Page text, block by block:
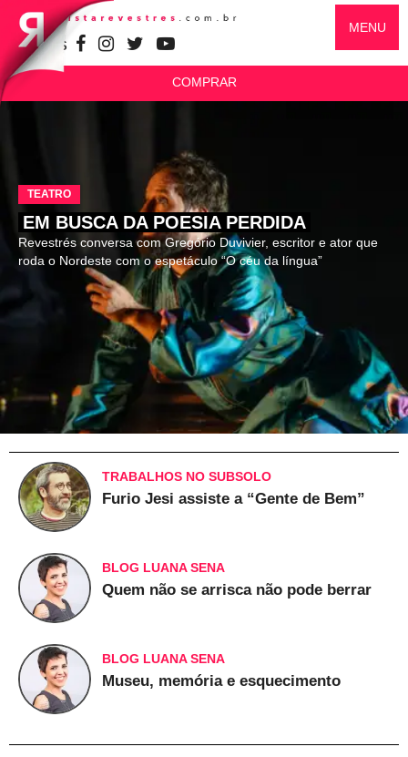
SIGA-NOS
MENU
COMPRAR
TEATRO
EM BUSCA DA POESIA PERDIDA
Revestrés conversa com Gregório Duvivier, escritor e ator que
roda o Nordeste com o espetáculo “O céu da língua”
TRABALHOS NO SUBSOLO
Furio Jesi assiste a “Gente de Bem”
BLOG LUANA SENA
Quem não se arrisca não pode berrar
BLOG LUANA SENA
Museu, memória e esquecimento